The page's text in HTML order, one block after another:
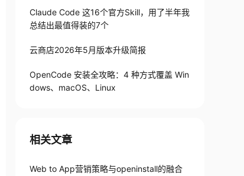
Claude Code 这16个官方Skill，用了半年我
总结出最值得装的7个
云商店2026年5月版本升级简报
OpenCode 安装全攻略：4 种方式覆盖 Win
dows、macOS、Linux
相关文章
Web to App营销策略与openinstall的融合